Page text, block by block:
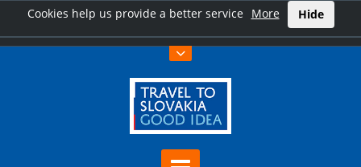
Cookies help us provide a better service More Hide